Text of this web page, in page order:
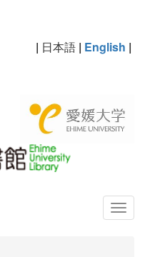
| 日本語 | English |